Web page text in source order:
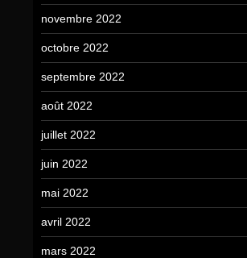
novembre 2022
octobre 2022
septembre 2022
août 2022
juillet 2022
juin 2022
mai 2022
avril 2022
mars 2022